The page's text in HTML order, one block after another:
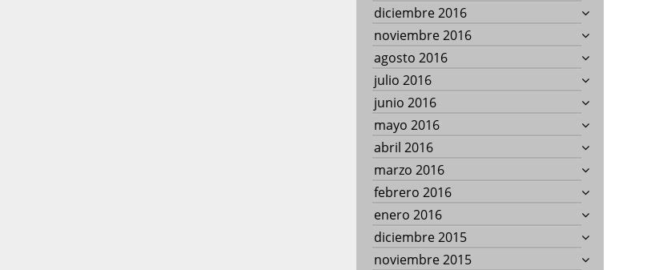
diciembre 2016
noviembre 2016
agosto 2016
julio 2016
junio 2016
mayo 2016
abril 2016
marzo 2016
febrero 2016
enero 2016
diciembre 2015
noviembre 2015